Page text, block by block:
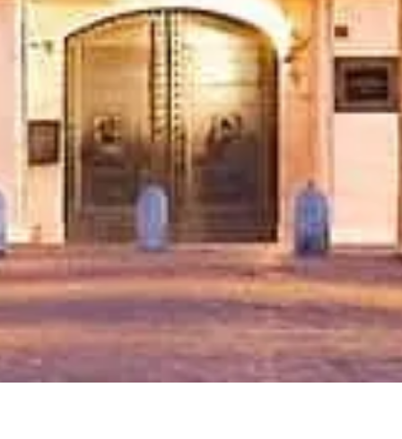
Válassza ki jegyét
Látogatási időrend
Mit érdemes megnézni
Jogi
Jogi információk
Rólunk
Adatvédelmi szabályzat
Süti-szabályzat
Szeretettel készült ❤️ az utazók és a történelem szerelmesei számára
– egy hozzájuk hasonló embertől.
Személyes útmutatója a(z) Castel Sant'Angelo meglátogatásához.
Kérdezzen a jegyekről, nyitvatartásról és sok másról!